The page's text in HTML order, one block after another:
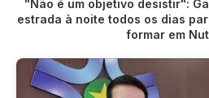
"Não é um objetivo desistir":
estrada à noite todos os dias
formar em